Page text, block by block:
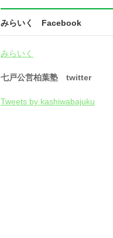
みらいく Facebook
みらいく
七戸公営柏葉塾 twitter
Tweets by kashiwabajuku